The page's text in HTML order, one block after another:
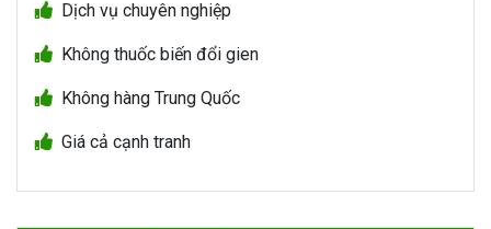
Dịch vụ chuyên nghiệp
Không thuốc biến đổi gien
Không hàng Trung Quốc
Giá cả cạnh tranh